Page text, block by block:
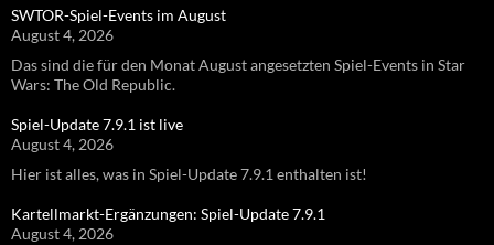
SWTOR-Spiel-Events im August
August 4, 2026
Das sind die für den Monat August angesetzten Spiel-Events in Star
Wars: The Old Republic.
Spiel-Update 7.9.1 ist live
August 4, 2026
Hier ist alles, was in Spiel-Update 7.9.1 enthalten ist!
Kartellmarkt-Ergänzungen: Spiel-Update 7.9.1
August 4, 2026